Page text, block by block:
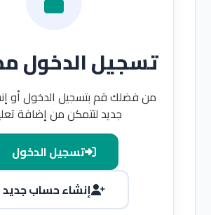
تسجيل الدخول
من فضلك قم بتسجيل الدخول أو
جديد لتتمكن من إضافة
تسجيل الدخول
إنشاء حساب جديد